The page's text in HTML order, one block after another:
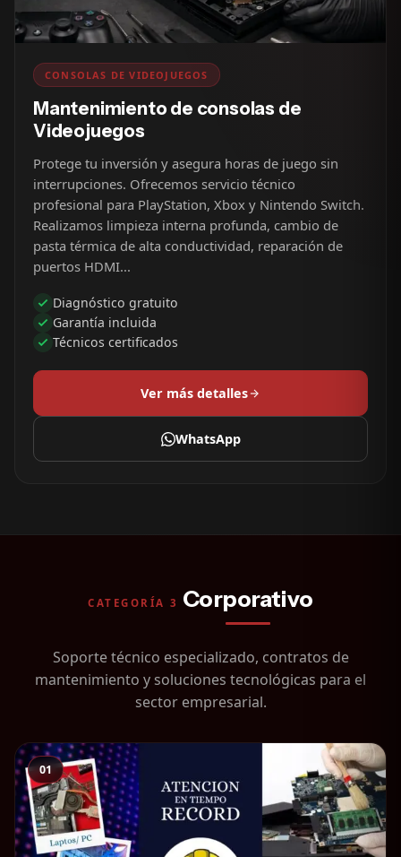
CONSOLAS DE VIDEOJUEGOS
Mantenimiento de consolas de
Videojuegos
Protege tu inversión y asegura horas de juego sin
interrupciones. Ofrecemos servicio técnico
profesional para PlayStation, Xbox y Nintendo Switch.
Realizamos limpieza interna profunda, cambio de
pasta térmica de alta conductividad, reparación de
puertos HDMI...
Diagnóstico gratuito
Garantía incluida
Técnicos certificados
Ver más detalles
WhatsApp
CATEGORÍA 3 Corporativo
Soporte técnico especializado, contratos de
mantenimiento y soluciones tecnológicas para el
sector empresarial.
01